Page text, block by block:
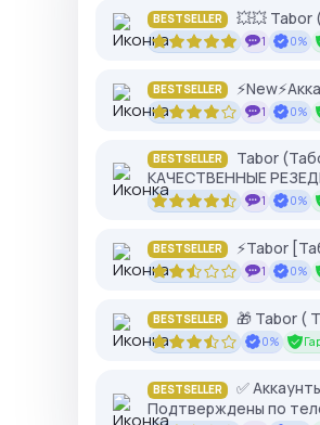
BESTSELLER 💥💥
1 0%
BESTSELLER
1 0%
BESTSELLER
Tabor
КАЧЕСТВЕННЫЕ
1 0%
BESTSELLER ⚡Tabor
1 0%
BESTSELLER 🎁 Tabor (
0%
BESTSELLER
✅
Подтверждены по